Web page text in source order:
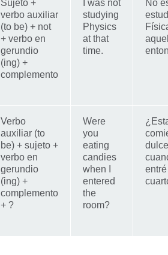
Sujeto +
verbo auxiliar
(to be) + not
+ verbo en
gerundio
(ing) +
complemento
I was not
studying
Physics
at that
time.
No
Verbo
auxiliar (to
be) + sujeto +
verbo en
gerundio
(ing) +
complemento
+ ?
Were
you
eating
candies
when I
entered
the
room?